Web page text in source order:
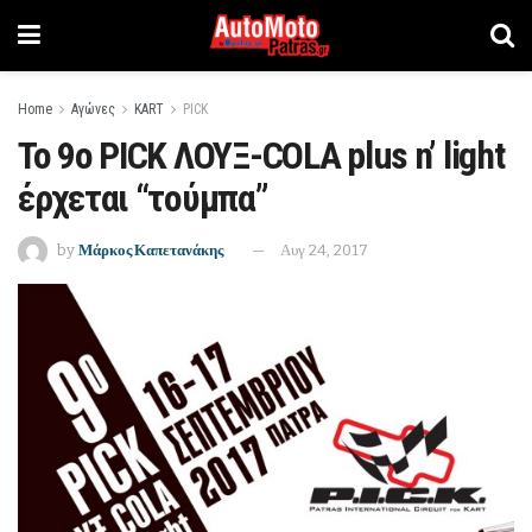
Home Αγώνες KART PICK
Το 9ο PICK ΛΟΥΞ-COLA plus n’ light
έρχεται “τούμπα”
by Μάρκος Καπετανάκης Αυγ 24, 2017